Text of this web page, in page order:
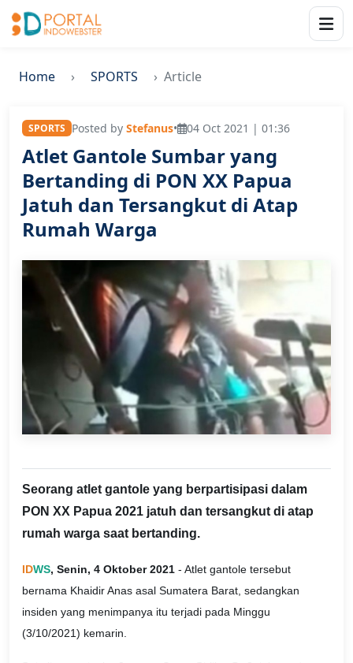
Home SPORTS Article
SPORTS Posted by Stefanus• 04 Oct 2021 | 01:36
Atlet Gantole Sumbar yang
Bertanding di PON XX Papua
Jatuh dan Tersangkut di Atap
Rumah Warga
Seorang atlet gantole yang berpartisipasi dalam
PON XX Papua 2021 jatuh dan tersangkut di atap
rumah warga saat bertanding.
IDWS, Senin, 4 Oktober 2021 - Atlet gantole tersebut
bernama Khaidir Anas asal Sumatera Barat, sedangkan
insiden yang menimpanya itu terjadi pada Minggu
(3/10/2021) kemarin.